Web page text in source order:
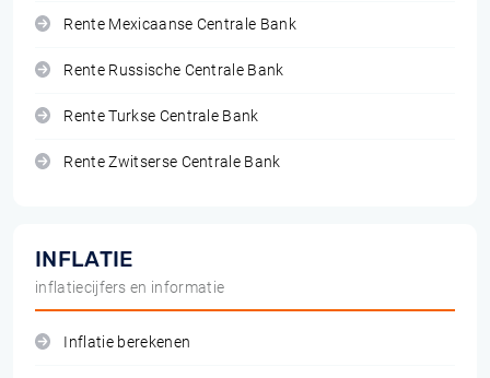
Rente Mexicaanse Centrale Bank
Rente Russische Centrale Bank
Rente Turkse Centrale Bank
Rente Zwitserse Centrale Bank
INFLATIE
inflatiecijfers en informatie
Inflatie berekenen